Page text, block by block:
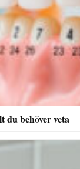
du behöver veta